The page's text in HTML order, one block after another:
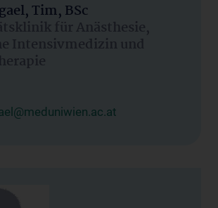
Tim, BSc
für Anästhesie,
Intensivmedizin und